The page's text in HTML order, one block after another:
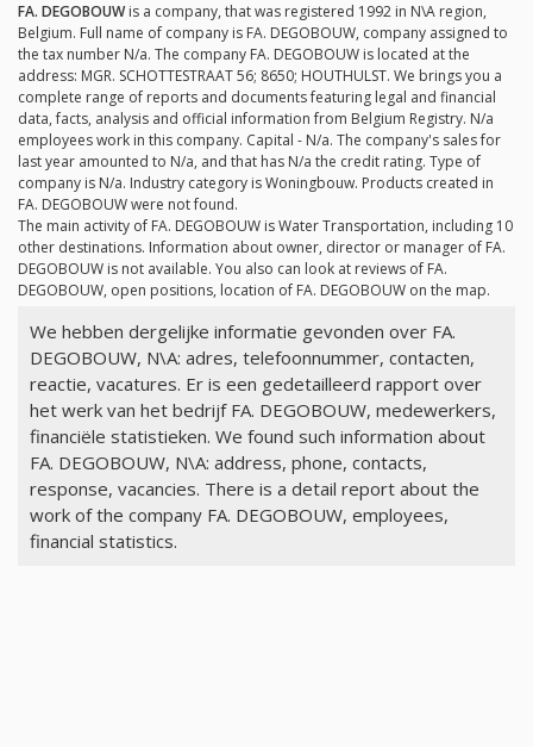
FA. DEGOBOUWis a company, that was registered 1992 in N\A region,
Belgium. Full name of company is FA. DEGOBOUW, company assigned to
the tax number N/a. The company FA. DEGOBOUW is located at the
address: MGR. SCHOTTESTRAAT 56; 8650; HOUTHULST. We brings you a
complete range of reports and documents featuring legal and financial
data, facts, analysis and official information from Belgium Registry. N/a
employees work in this company. Capital - N/a. The company's sales for
last year amounted to N/a, and that has N/a the credit rating. Type of
company is N/a. Industry category is Woningbouw. Products created in
FA. DEGOBOUW were not found.
The main activity of FA. DEGOBOUW is Water Transportation, including 10
other destinations. Information about owner, director or manager of FA.
DEGOBOUW is not available. You also can look at reviews of FA.
DEGOBOUW, open positions, location of FA. DEGOBOUW on the map.
We hebben dergelijke informatie gevonden over FA.
DEGOBOUW, N\A: adres, telefoonnummer, contacten,
reactie, vacatures. Er is een gedetailleerd rapport over
het werk van het bedrijf FA. DEGOBOUW, medewerkers,
financiële statistieken. We found such information about
FA. DEGOBOUW, N\A: address, phone, contacts,
response, vacancies. There is a detail report about the
work of the company FA. DEGOBOUW, employees,
financial statistics.